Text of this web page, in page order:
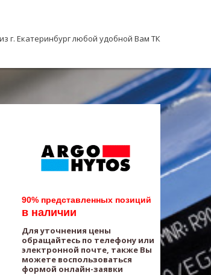
г. Екатеринбург любой удобной Вам ТК
90% представленных позиций
в наличии
Для уточнения цены
обращайтесь по телефону или
электронной почте, также Вы
можете воспользоваться
формой онлайн-заявки